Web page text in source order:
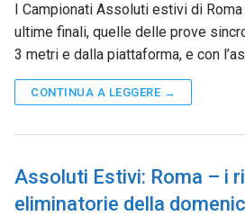
I Campionati Assoluti estivi di
ultime finali, quelle delle prove
3 metri e dalla piattaforma, e con
CONTINUA A LEGGERE →
Assoluti Estivi: Roma – i
eliminatorie della